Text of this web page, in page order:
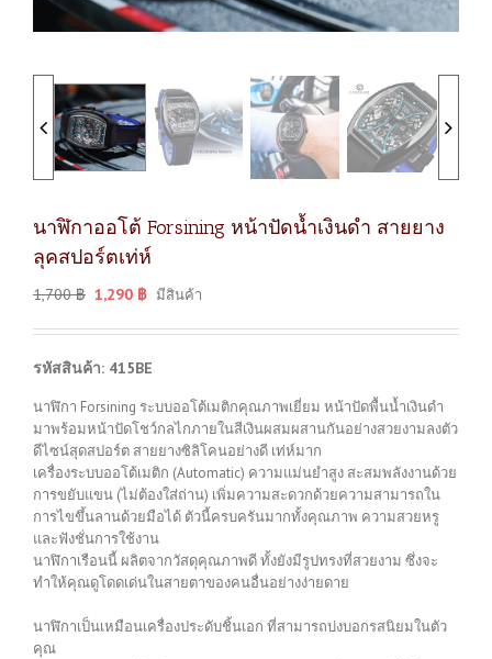
นาฬิกาออโต้ Forsining หน้าปัดน้ำเงินดำ สายยาง
ลุคสปอร์ตเท่ห์
1,700฿ 1,290 ฿ มีสินค้า
รหัสสินค้า: 415BE
นาฬิกา Forsining ระบบออโต้เมติกคุณภาพเยี่ยม หน้าปัดพื้นน้ำเงินดำ
มาพร้อมหน้าปัดโชว์กลไกภายในสีเงินผสมผสานกันอย่างสวยงามลงตัว
ดีไซน์สุดสปอร์ต สายยางซิลิโคนอย่างดี เท่ห์มาก
เครื่องระบบออโต้เมติก (Automatic) ความแม่นยำสูง สะสมพลังงานด้วย
การขยับแขน (ไม่ต้องใส่ถ่าน) เพิ่มความสะดวกด้วยความสามารถใน
การไขขึ้นลานด้วยมือได้ ตัวนี้ครบครันมากทั้งคุณภาพ ความสวยหรู
และฟังชั่นการใช้งาน
นาฬิกาเรือนนี้ ผลิตจากวัสดุคุณภาพดี ทั้งยังมีรูปทรงที่สวยงาม ซึ่งจะ
ทำให้คุณดูโดดเด่นในสายตาของคนอื่นอย่างง่ายดาย
นาฬิกาเป็นเหมือนเครื่องประดับชิ้นเอก ที่สามารถบ่งบอกรสนิยมในตัว
คุณ